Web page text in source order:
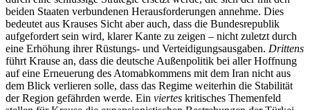
beiden Staaten verbundenen Herausforderungen annehme. Dies
bedeutet aus Krauses Sicht aber auch, dass die Bundesrepublik
aufgefordert sein wird, klarer Kante zu zeigen – nicht zuletzt durch
eine Erhöhung ihrer Rüstungs- und Verteidigungsausgaben. Drittens
führt Krause an, dass die deutsche Außenpolitik bei aller Hoffnung
auf eine Erneuerung des Atomabkommens mit dem Iran nicht aus
dem Blick verlieren solle, dass das Regime weiterhin die Stabilität
der Region gefährden werde. Ein viertes kritisches Themenfeld